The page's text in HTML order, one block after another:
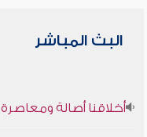
البث المباشر
أخلاقنا أصالة ومعاصرة